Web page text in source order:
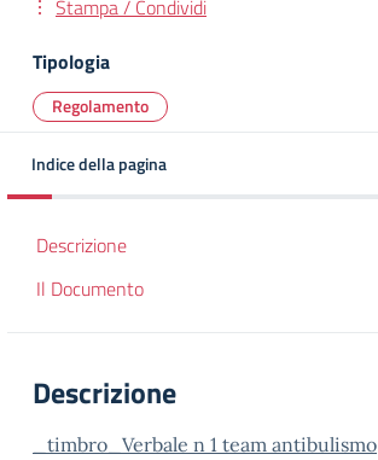
Stampa / Condividi
Tipologia
Regolamento
Indice della pagina
Descrizione
Il Documento
Descrizione
_timbro_Verbale n 1 team antibulismo